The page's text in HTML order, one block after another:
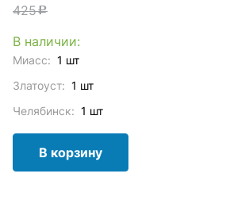
425c
В наличии:
Миасс: 1 шт
Златоуст: 1 шт
Челябинск: 1 шт
В корзину